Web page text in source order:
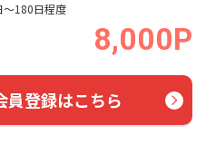
～180日程度
8,000P
員登録はこちら